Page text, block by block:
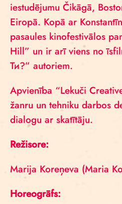
iestudējumu Čikāgā,
Eiropā. Kopā ar
pasaules kinofestivālos
Hill” un ir arī viens no
Ти?” autoriem.
Apvienība “Lekuči
žanru un tehniku darbos
dialogu ar skatītāju.
Režisore:
Marija Koreņeva (Maria
Horeogrāfs: